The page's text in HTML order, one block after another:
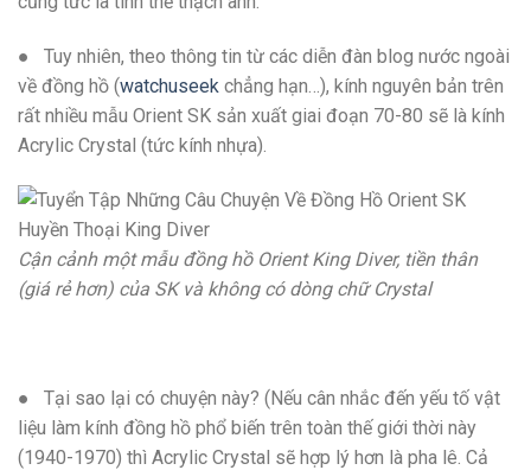
● Tuy nhiên, theo thông tin từ các diễn đàn blog nước ngoài
về đồng hồ (watchuseek chẳng hạn…), kính nguyên bản trên
rất nhiều mẫu Orient SK sản xuất giai đoạn 70-80 sẽ là kính
Acrylic Crystal (tức kính nhựa).
Cận cảnh một mẫu đồng hồ Orient King Diver, tiền thân
(giá rẻ hơn) của SK và không có dòng chữ Crystal
● Tại sao lại có chuyện này? (Nếu cân nhắc đến yếu tố vật
liệu làm kính đồng hồ phổ biến trên toàn thế giới thời này
(1940-1970) thì Acrylic Crystal sẽ hợp lý hơn là pha lê. Cả